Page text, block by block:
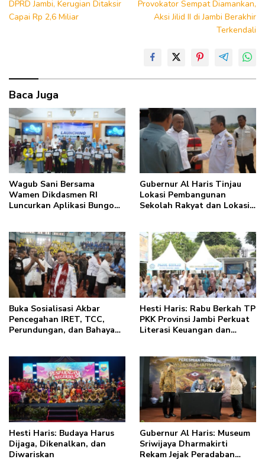
DPRD Jambi, Kerugian Ditaksir
Capai Rp 2,6 Miliar
Provokator Sempat Diamankan,
Aksi Jilid II di Jambi Berakhir
Terkendali
Baca Juga
Wagub Sani Bersama
Wamen Dikdasmen RI
Luncurkan Aplikasi Bungo
Pendidikan di Jambi
Gubernur Al Haris Tinjau
Lokasi Pembangunan
Sekolah Rakyat dan Lokasi
Buka Sosialisasi Akbar
Pencegahan IRET, TCC,
Perundungan, dan Bahaya
anakku bisa jaga diri, 60%
masa depan sudah ada di
tangan”
Hesti Haris: Rabu Berkah TP
PKK Provinsi Jambi Perkuat
Literasi Keuangan dan
Hesti Haris: Budaya Harus
Dijaga, Dikenalkan, dan
Diwariskan
Gubernur Al Haris: Museum
Sriwijaya Dharmakirti
Rekam Jejak Peradaban